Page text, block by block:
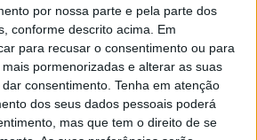
por nossa parte e pela parte dos
conforme descrito acima. Em
para recusar o consentimento ou para
pormenorizadas e alterar as suas
consentimento. Tenha em atenção
dos seus dados pessoais poderá
mas que tem o direito de se
Arnaldo Braz, presidente da
de Desenvolvimento;
da Junta de Freguesia de
presidente da Câmara de
a vivacidade de todos